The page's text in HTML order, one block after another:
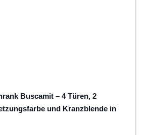
Buscamit – 4 Türen, 2
und Kranzblende in